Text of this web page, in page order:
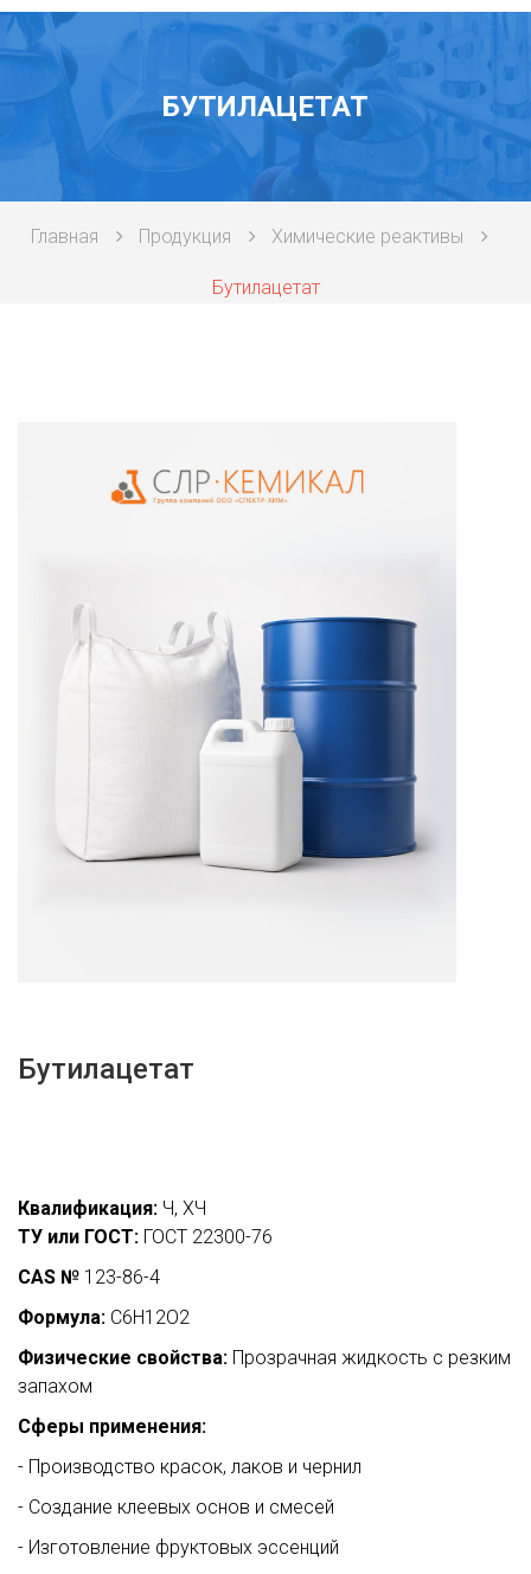
Индикаторы
Кислоты
Пищевая химия для производств
Стандарт-титры
ДОСТАВКА
СЕРТИФИКАТЫ
КОНТАКТЫ
БУТИЛАЦЕТАТ
Главная Продукция Химические реактивы
Бутилацетат
Бутилацетат
Квалификация: Ч, ХЧ
ТУ или ГОСТ: ГОСТ 22300-76
CAS № 123-86-4
Формула: C6H12O2
Физические свойства: Прозрачная жидкость с резким
запахом
Сферы применения:
- Производство красок, лаков и чернил
- Создание клеевых основ и смесей
- Изготовление фруктовых эссенций